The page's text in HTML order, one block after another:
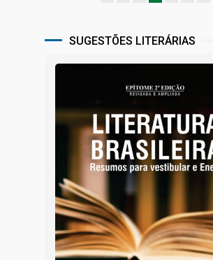
SUGESTÕES LITERÁRIAS